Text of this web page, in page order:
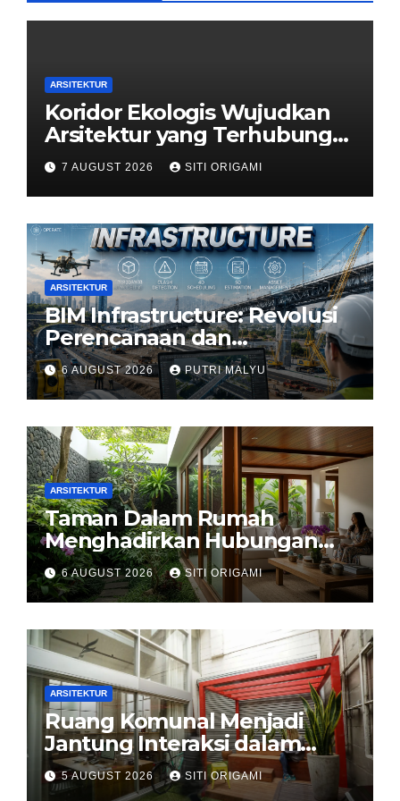
ARSITEKTUR
Koridor Ekologis Wujudkan
Arsitektur yang Terhubung
dengan Alam
7 AUGUST 2026 SITI ORIGAMI
ARSITEKTUR
BIM Infrastructure: Revolusi
Perencanaan dan
Pengelolaan Infrastruktur
6 AUGUST 2026 PUTRI MALYU
ARSITEKTUR
Taman Dalam Rumah
Menghadirkan Hubungan
Harmonis antara Arsitektur
dan Alam
6 AUGUST 2026 SITI ORIGAMI
ARSITEKTUR
Ruang Komunal Menjadi
Jantung Interaksi dalam
Perancangan Arsitektur
Modern
5 AUGUST 2026 SITI ORIGAMI